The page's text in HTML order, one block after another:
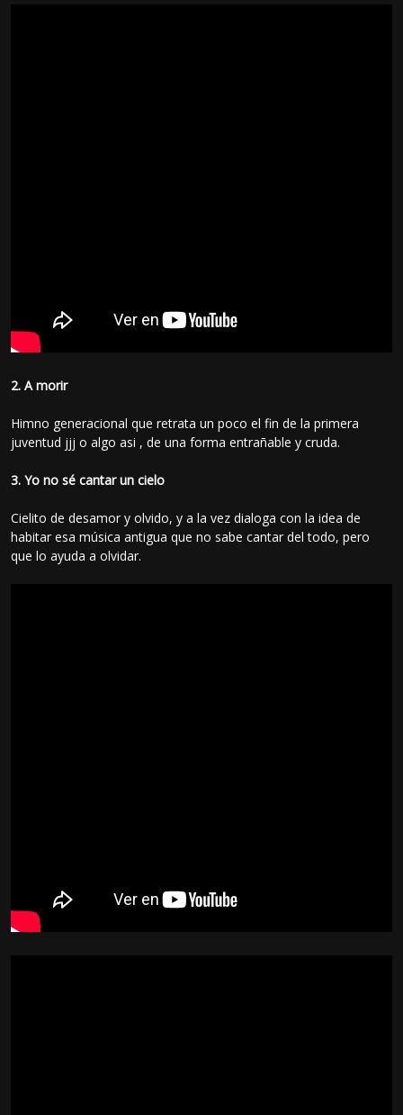
2. A morir
Himno generacional que retrata un poco el fin de la primera
juventud jjj o algo asi , de una forma entrañable y cruda.
3. Yo no sé cantar un cielo
Cielito de desamor y olvido, y a la vez dialoga con la idea de
habitar esa música antigua que no sabe cantar del todo, pero
que lo ayuda a olvidar.